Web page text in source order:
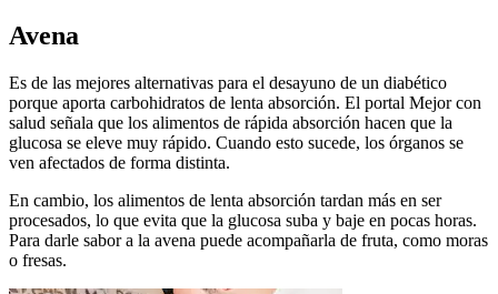
Avena
Es de las mejores alternativas para el desayuno de un diabético
porque aporta carbohidratos de lenta absorción. El portal Mejor con
salud señala que los alimentos de rápida absorción hacen que la
glucosa se eleve muy rápido. Cuando esto sucede, los órganos se
ven afectados de forma distinta.
En cambio, los alimentos de lenta absorción tardan más en ser
procesados, lo que evita que la glucosa suba y baje en pocas horas.
Para darle sabor a la avena puede acompañarla de fruta, como moras
o fresas.